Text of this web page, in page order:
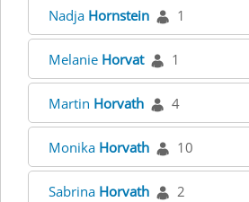
Nadja Hornstein 1
Melanie Horvat 1
Martin Horvath 4
Monika Horvath 10
Sabrina Horvath 2